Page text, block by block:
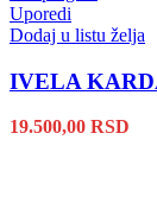
Uporedi
Dodaj u listu želja
IVELA
19.500,00 RSD